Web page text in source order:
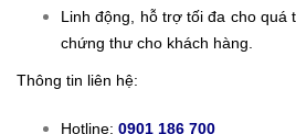
Linh động, hỗ trợ tối đa cho quá
chứng thư cho khách hàng.
Thông tin liên hệ:
Hotline: 0901 186 700